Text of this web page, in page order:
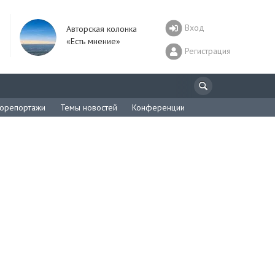
Авторская колонка
«Есть мнение»
Вход
Регистрация
Темы новостей Конференции